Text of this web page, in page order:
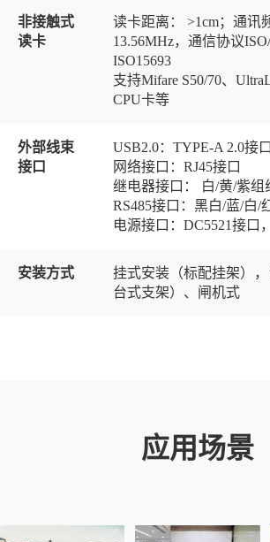
非接触式
读卡
读卡距离： >1cm；通讯
13.56MHz，通信协议
ISO15693
支持Mifare S50/70、
CPU卡等
外部线束
接口
USB2.0：TYPE-A 2.0接
网络接口：RJ45接口
继电器接口： 白/黄/紫组
RS485接口：黑白/蓝/白/
电源接口：DC5521接口
安装方式
挂式安装（标配挂架）
台式支架）、闸机式
应用场景